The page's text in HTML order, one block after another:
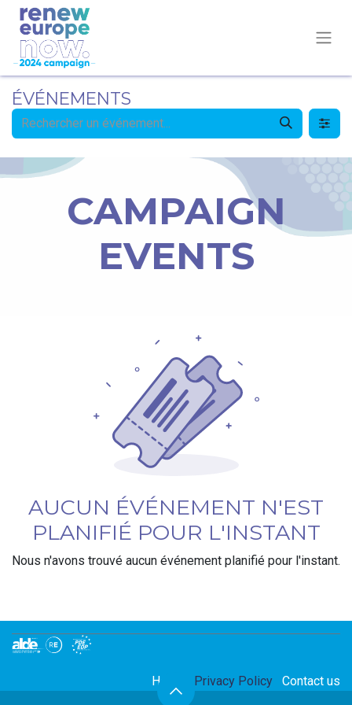
ÉVÉNEMENTS
CAMPAIGN
EVENTS
AUCUN ÉVÉNEMENT N'EST
PLANIFIÉ POUR L'INSTANT
Nous n'avons trouvé aucun événement planifié pour l'instant.
Home Privacy Policy Contact us